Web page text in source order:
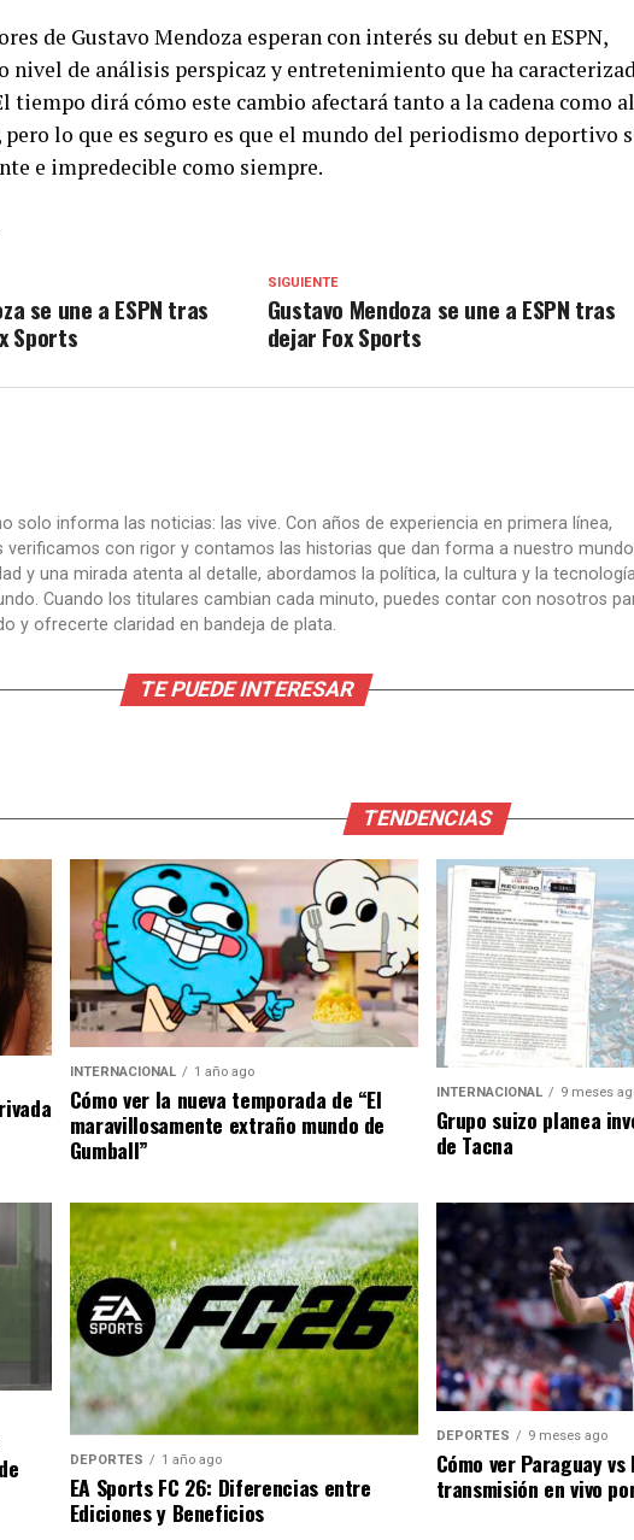
de Gustavo Mendoza esperan con interés su debut en ESPN,
nivel de análisis perspicaz y entretenimiento que ha
tiempo dirá cómo este cambio afectará tanto a la cadena como al
lo que es seguro es que el mundo del periodismo deportivo
e impredecible como siempre.
SIGUIENTE
Gustavo Mendoza se une a ESPN tras
dejar Fox Sports
se une a ESPN tras
Sports
solo informa las noticias: las vive. Con años de experiencia en primera línea,
verificamos con rigor y contamos las historias que dan forma a nuestro
y una mirada atenta al detalle, abordamos la política, la cultura y la
Cuando los titulares cambian cada minuto, puedes contar con nosotros
y ofrecerte claridad en bandeja de plata.
TE PUEDE INTERESAR
TENDENCIAS
INTERNACIONAL 1 año ago
Cómo ver la nueva temporada de “El
maravillosamente extraño mundo de
Gumball”
INTERNACIONAL 9 meses
Grupo suizo planea
de Tacna
DEPORTES 1 año ago
EA Sports FC 26: Diferencias entre
Ediciones y Beneficios
DEPORTES 9 meses ago
Cómo ver Paraguay vs
transmisión en vivo